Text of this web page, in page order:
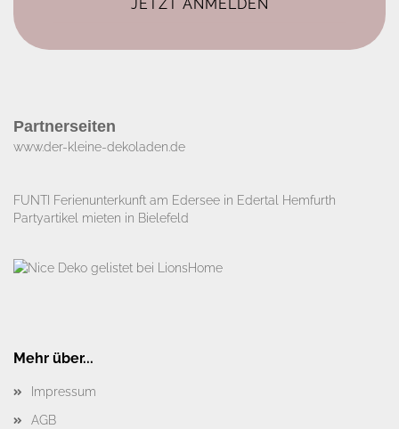
Partnerseiten
www.der-kleine-dekoladen.de​
FUNTI Ferienunterkunft am Edersee in Edertal Hemfurth
Partyartikel mieten in Bielefeld
Mehr über...
Impressum
AGB